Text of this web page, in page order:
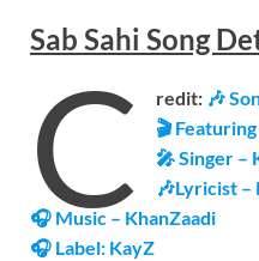
Sab Sahi Song
C redit: 🎶
🎬
🎤 Singer –
🎶Lyricist –
🎧 Music – KhanZaadi
🎧 Label: KayZ